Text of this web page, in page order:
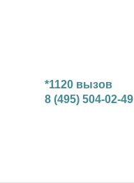
*1120 вызов
8 (495) 504-02-49